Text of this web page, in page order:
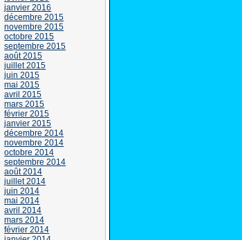
janvier 2016
décembre 2015
novembre 2015
octobre 2015
septembre 2015
août 2015
juillet 2015
juin 2015
mai 2015
avril 2015
mars 2015
février 2015
janvier 2015
décembre 2014
novembre 2014
octobre 2014
septembre 2014
août 2014
juillet 2014
juin 2014
mai 2014
avril 2014
mars 2014
février 2014